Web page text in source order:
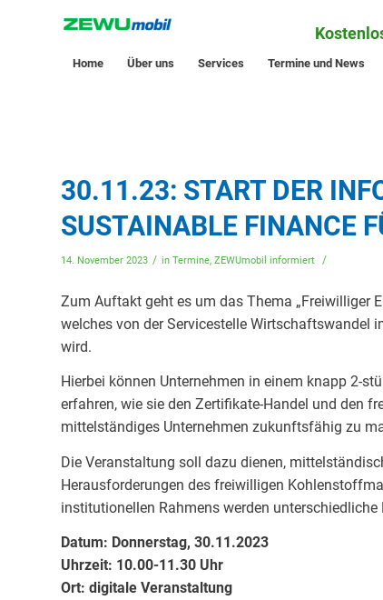
Home Über uns Services Termine und News
30.11.23: START DER
SUSTAINABLE FINANCE
14. November 2023 / in Termine, ZEWUmobil informiert /
Zum Auftakt geht es um das Thema „Freiwilliger
welches von der Servicestelle
wird.
Hierbei können Unternehmen in einem knapp 2-
erfahren, wie sie den Zertifikate-Handel und den
mittelständiges Unternehmen zukunftsfähig zu
Die Veranstaltung soll dazu dienen,
Herausforderungen des freiwilligen
institutionellen Rahmens werden
Datum: Donnerstag, 30.11.2023
Uhrzeit: 10.00-11.30 Uhr
Ort: digitale Veranstaltung